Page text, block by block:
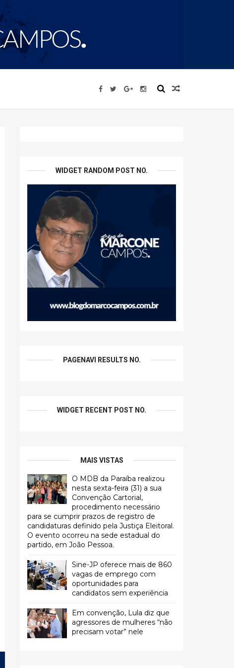
WIDGET RANDOM POST NO.
PAGENAVI RESULTS NO.
WIDGET RECENT POST NO.
MAIS VISTAS
O MDB da Paraíba realizou
nesta sexta-feira (31) a sua
Convenção Cartorial,
procedimento necessário
para se cumprir prazos de registro de
candidaturas definido pela Justiça Eleitoral.
O evento ocorreu na sede estadual do
partido, em João Pessoa.
Sine-JP oferece mais de 860
vagas de emprego com
oportunidades para
candidatos sem experiência
Em convenção, Lula diz que
agressores de mulheres “não
precisam votar” nele